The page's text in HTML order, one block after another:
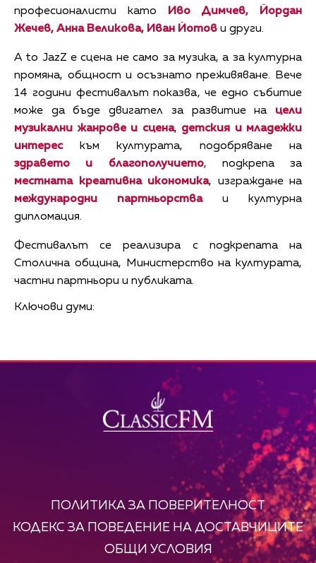
професионалисти като
Иво Димчев, Йордан
Жечев, Анна Великова, Иван Йотов и други.
A to JazZ е сцена не само за музика, а за културна
промяна, общност и осъзнато преживяване. Вече
14 години фестивалът показва, че едно събитие
може да бъде двигател за развитие на цели
музикални жанрове и сцена, детския и младежки
интерескъм културата, подобряване на
здравето и благополучието, подкрепа за
местната креативна икономика, изграждане на
международни партньорстваи културна
дипломация.
Фестивалът се реализира с подкрепата на
Столична община, Министерство на културата,
частни партньори и публиката.
Ключови думи:
ПОЛИТИКА ЗА ПОВЕРИТЕЛНОСТ
КОДЕКС ЗА ПОВЕДЕНИЕ НА ДОСТАВЧИЦИТЕ
ОБЩИ УСЛОВИЯ